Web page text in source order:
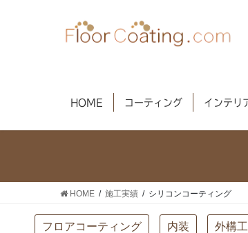
HOME コーティング インテリ
HOME 施工実績 シリコンコーティング
フロアコーティング 内装 外構